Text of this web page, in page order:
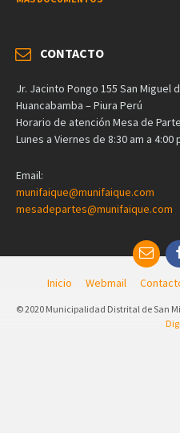
CONTACTO
Jr. Jacinto Pongo 155 San Miguel
Huancabamba – Piura Perú
Horario de atención Mesa de
Lunes a Viernes de 8:30 am a 4:00
Email:
munifaique@munifaique.com
mesadepartes@munifaique.com
Inicio Webmail
© 2020 Municipalidad Distrital de San